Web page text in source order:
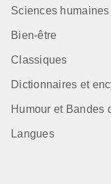
Sciences humaines
Bien-être
Classiques
Dictionnaires et
Humour et Bandes
Langues